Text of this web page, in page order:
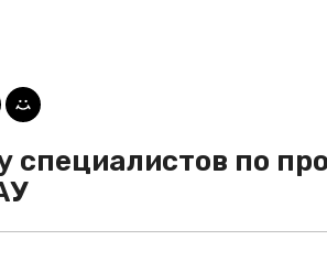
специалистов по